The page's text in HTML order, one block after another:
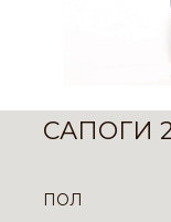
САПОГИ
ПОЛ